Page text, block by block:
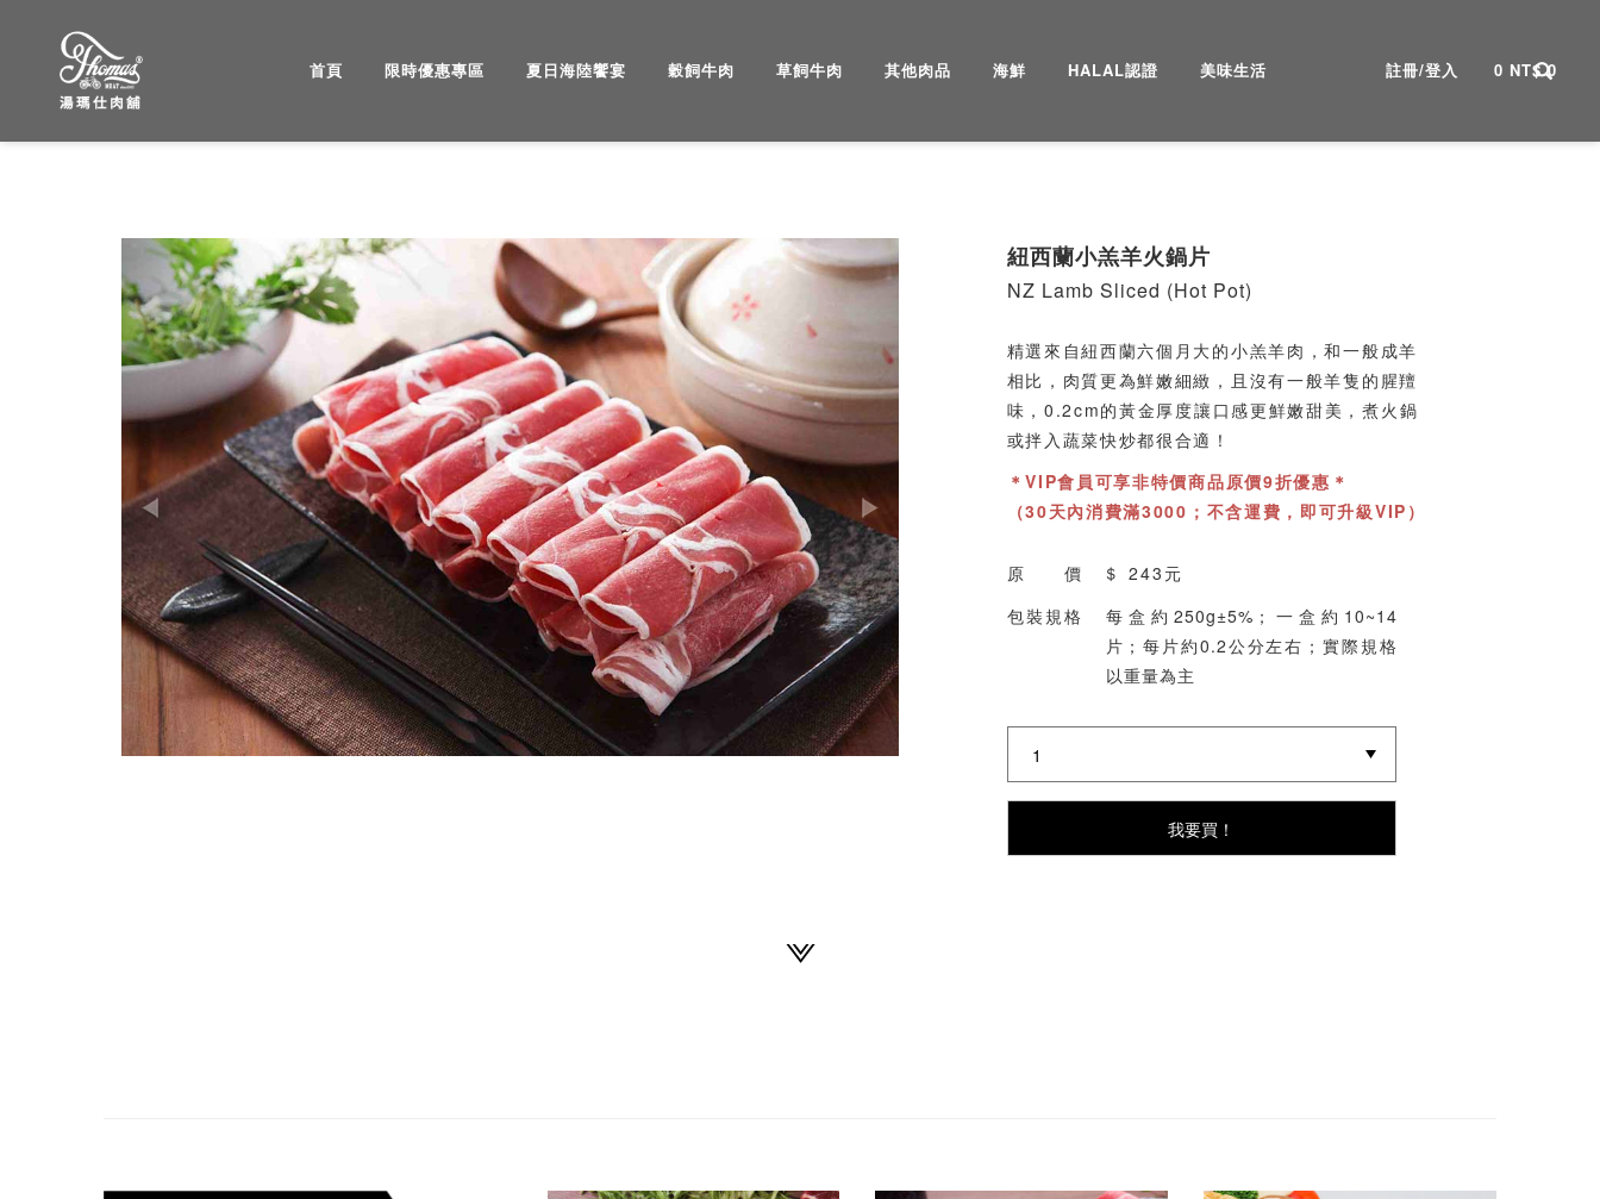
首頁 限時優惠專區 夏日海陸饗宴 穀飼牛肉 草飼牛肉 其他肉品 海鮮 HALAL認證 美味生活 註冊/登入 0 NT$ 0
Previous Next 紐西蘭小羔羊火鍋片
NZ Lamb Sliced (Hot Pot)
精選來自紐西蘭六個月大的小羔羊肉，和一般成羊
相比，肉質更為鮮嫩細緻，且沒有一般羊隻的腥羶
味，0.2cm的黃金厚度讓口感更鮮嫩甜美，煮火鍋
或拌入蔬菜快炒都很合適！
＊VIP會員可享非特價商品原價9折優惠＊
（30天內消費滿3000；不含運費，即可升級VIP）
原 價 ＄ 243元
包裝規格
每盒約250g±5%；一盒約10~14
片；每片約0.2公分左右；實際規格
以重量為主
我要買！